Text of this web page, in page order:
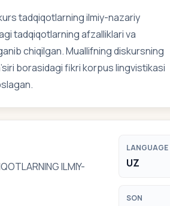
tadqiqotlarning ilmiy-nazariy
tadqiqotlarning afzalliklari va
chiqilgan. Muallifning diskursning
borasidagi fikri korpus lingvistikasi
ILMIY-
LANGUAGE
UZ
SON